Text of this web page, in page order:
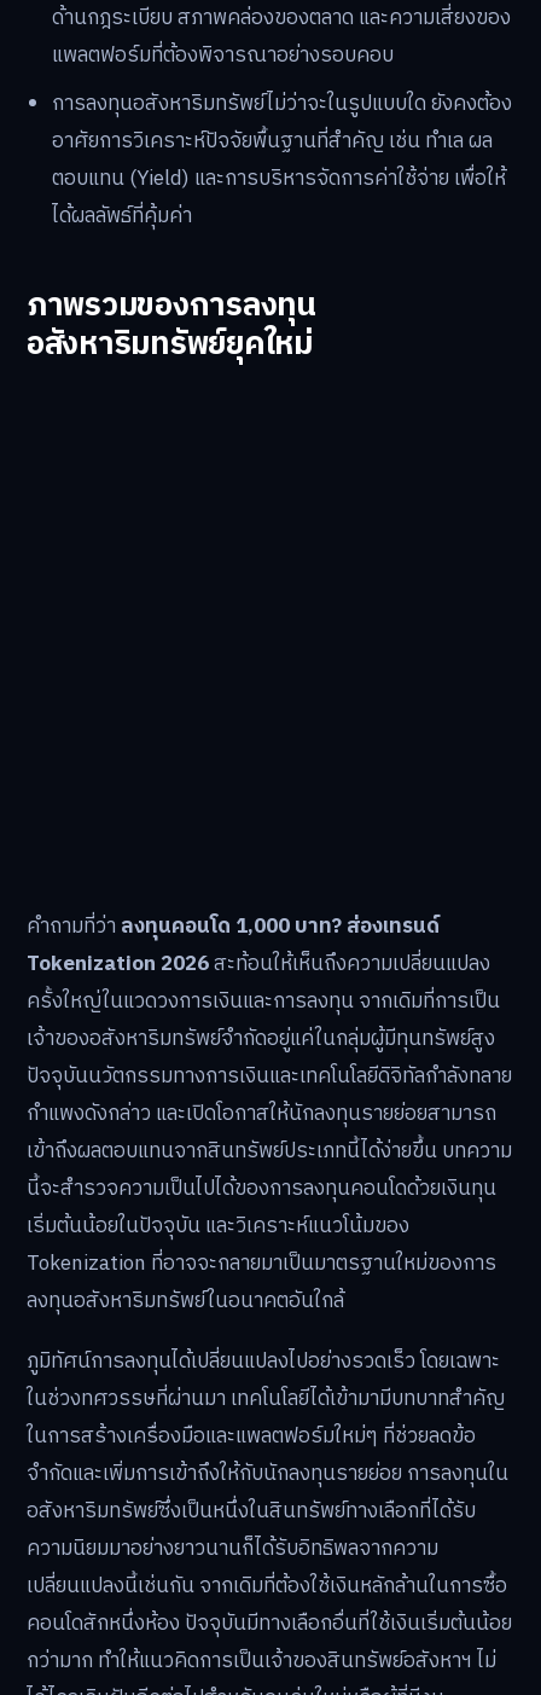
ด้านกฎระเบียบ สภาพคล่องของตลาด และความเสี่ยงของ
แพลตฟอร์มที่ต้องพิจารณาอย่างรอบคอบ
การลงทุนอสังหาริมทรัพย์ไม่ว่าจะในรูปแบบใด ยังคงต้อง
อาศัยการวิเคราะห์ปัจจัยพื้นฐานที่สำคัญ เช่น ทำเล ผล
ตอบแทน (Yield) และการบริหารจัดการค่าใช้จ่าย เพื่อให้
ได้ผลลัพธ์ที่คุ้มค่า
ภาพรวมของการลงทุน
อสังหาริมทรัพย์ยุคใหม่
คำถามที่ว่า ลงทุนคอนโด 1,000 บาท? ส่องเทรนด์
Tokenization 2026สะท้อนให้เห็นถึงความเปลี่ยนแปลง
ครั้งใหญ่ในแวดวงการเงินและการลงทุน จากเดิมที่การเป็น
เจ้าของอสังหาริมทรัพย์จำกัดอยู่แค่ในกลุ่มผู้มีทุนทรัพย์สูง
ปัจจุบันนวัตกรรมทางการเงินและเทคโนโลยีดิจิทัลกำลังทลาย
กำแพงดังกล่าว และเปิดโอกาสให้นักลงทุนรายย่อยสามารถ
เข้าถึงผลตอบแทนจากสินทรัพย์ประเภทนี้ได้ง่ายขึ้น บทความ
นี้จะสำรวจความเป็นไปได้ของการลงทุนคอนโดด้วยเงินทุน
เริ่มต้นน้อยในปัจจุบัน และวิเคราะห์แนวโน้มของ
Tokenization ที่อาจจะกลายมาเป็นมาตรฐานใหม่ของการ
ลงทุนอสังหาริมทรัพย์ในอนาคตอันใกล้
ภูมิทัศน์การลงทุนได้เปลี่ยนแปลงไปอย่างรวดเร็ว โดยเฉพาะ
ในช่วงทศวรรษที่ผ่านมา เทคโนโลยีได้เข้ามามีบทบาทสำคัญ
ในการสร้างเครื่องมือและแพลตฟอร์มใหม่ๆ ที่ช่วยลดข้อ
จำกัดและเพิ่มการเข้าถึงให้กับนักลงทุนรายย่อย การลงทุนใน
อสังหาริมทรัพย์ซึ่งเป็นหนึ่งในสินทรัพย์ทางเลือกที่ได้รับ
ความนิยมมาอย่างยาวนานก็ได้รับอิทธิพลจากความ
เปลี่ยนแปลงนี้เช่นกัน จากเดิมที่ต้องใช้เงินหลักล้านในการซื้อ
คอนโดสักหนึ่งห้อง ปัจจุบันมีทางเลือกอื่นที่ใช้เงินเริ่มต้นน้อย
กว่ามาก ทำให้แนวคิดการเป็นเจ้าของสินทรัพย์อสังหาฯ ไม่